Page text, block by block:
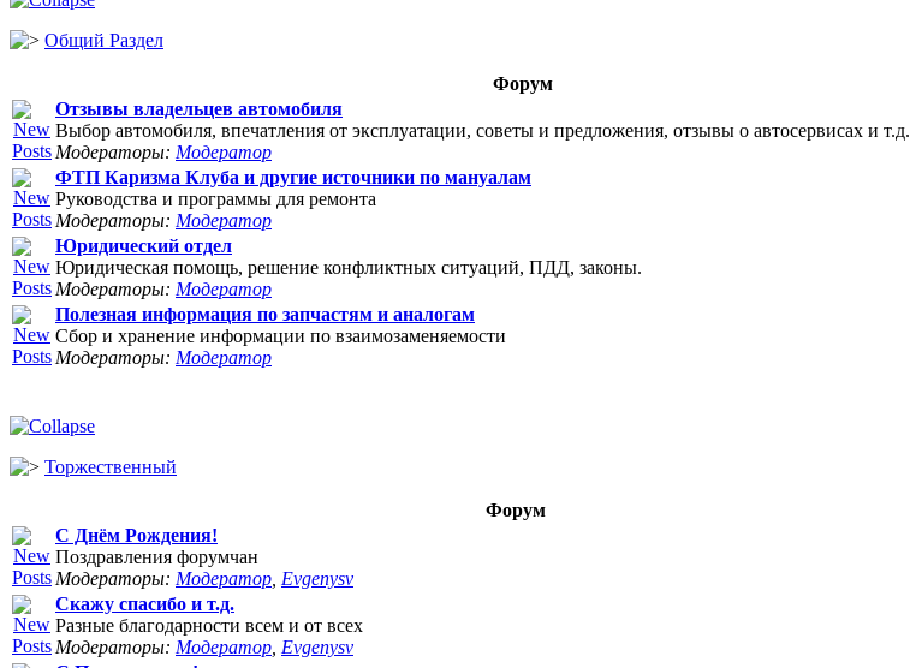
Общий Раздел
Форум
Отзывы владельцев автомобиля
Выбор автомобиля, впечатления от эксплуатации, советы и предложения, отзывы о автосервисах и т.д.
Модераторы: Модератор
ФТП Каризма Клуба и другие источники по мануалам
Руководства и программы для ремонта
Модераторы: Модератор
Юридический отдел
Юридическая помощь, решение конфликтных ситуаций, ПДД, законы.
Модераторы: Модератор
Полезная информация по запчастям и аналогам
Сбор и хранение информации по взаимозаменяемости
Модераторы: Модератор
Торжественный
Форум
С Днём Рождения!
Поздравления форумчан
Модераторы: Модератор Evgenysv
Скажу спасибо и т.д.
Разные благодарности всем и от всех
Модераторы: Модератор Evgenysv